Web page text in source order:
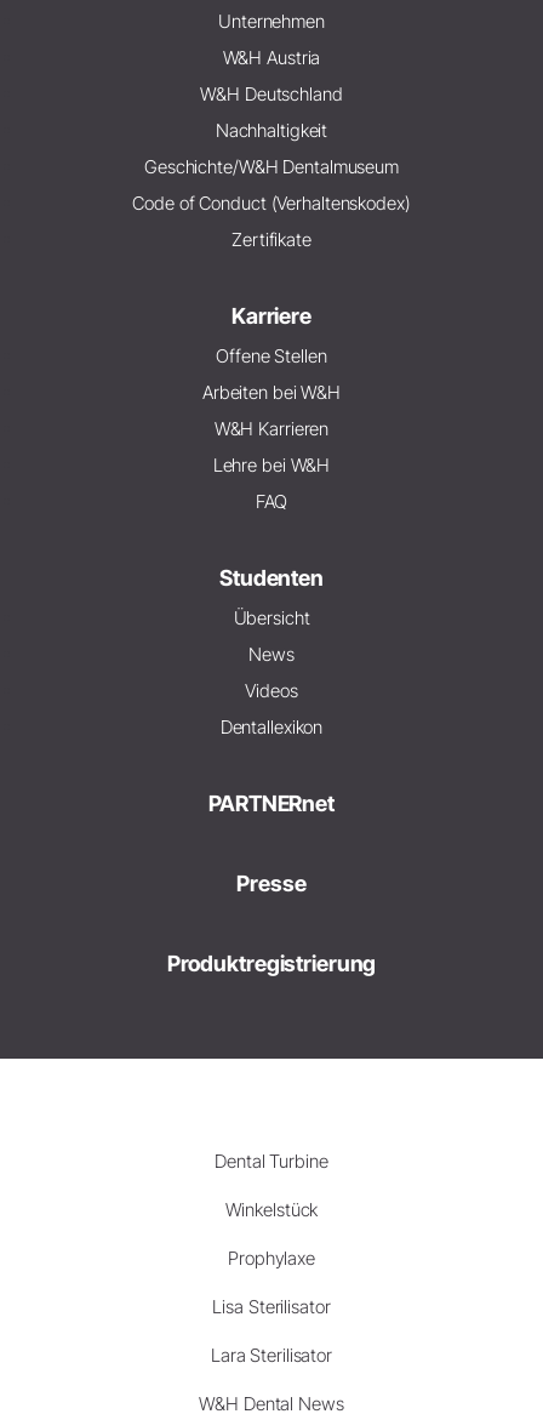
Unternehmen
W&H Austria
W&H Deutschland
Nachhaltigkeit
Geschichte/W&H Dentalmuseum
Code of Conduct (Verhaltenskodex)
Zertifikate
Karriere
Offene Stellen
Arbeiten bei W&H
W&H Karrieren
Lehre bei W&H
FAQ
Studenten
Übersicht
News
Videos
Dentallexikon
PARTNERnet
Presse
Produktregistrierung
Dental Turbine
Winkelstück
Prophylaxe
Lisa Sterilisator
Lara Sterilisator
W&H Dental News